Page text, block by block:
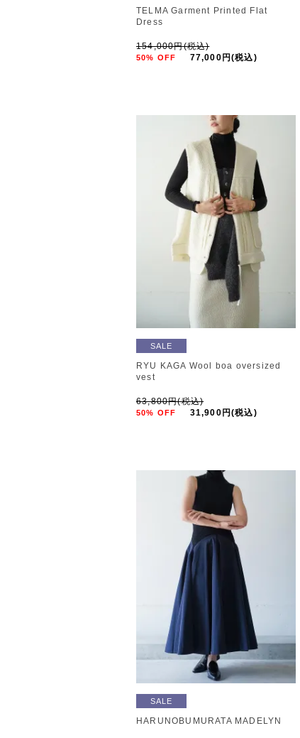
TELMA Garment Printed Flat
Dress
154,000円(税込)
50% OFF 77,000円(税込)
SALE
RYU KAGA Wool boa oversized
vest
63,800円(税込)
50% OFF 31,900円(税込)
SALE
HARUNOBUMURATA MADELYN